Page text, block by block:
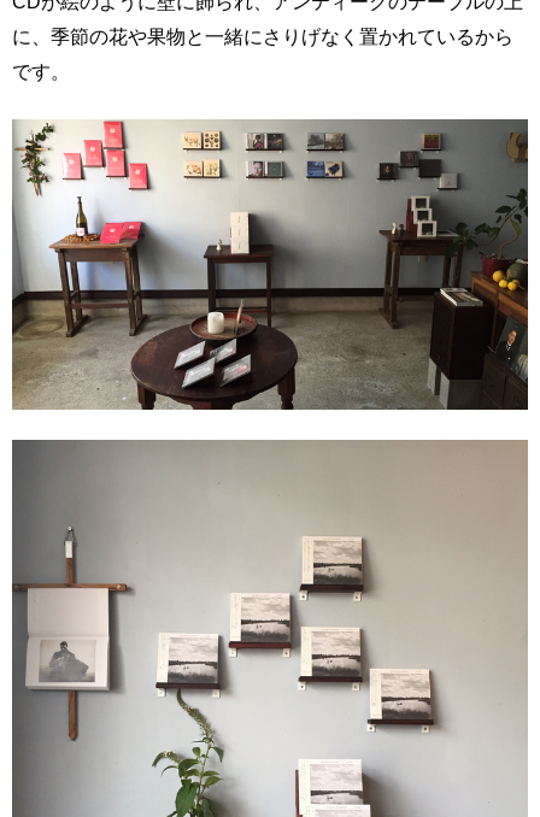
に、季節の花や果物と一緒にさりげなく置かれているから
です。